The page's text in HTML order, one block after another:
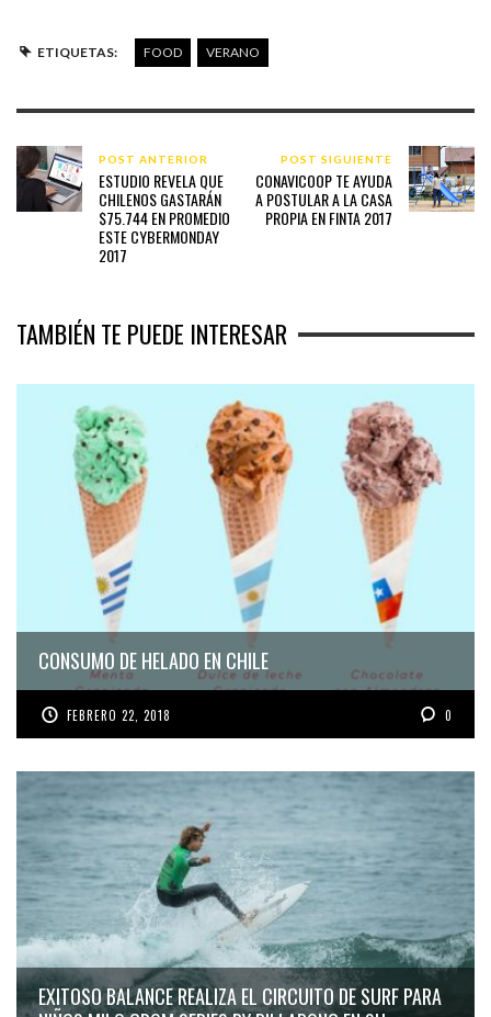
ETIQUETAS: FOOD VERANO
POST ANTERIOR
ESTUDIO REVELA QUE
CHILENOS GASTARÁN
$75.744 EN PROMEDIO
ESTE CYBERMONDAY
2017
POST SIGUIENTE
CONAVICOOP TE AYUDA
A POSTULAR A LA CASA
PROPIA EN FINTA 2017
TAMBIÉN TE PUEDE INTERESAR
CONSUMO DE HELADO EN CHILE
FEBRERO 22, 2018 0
EXITOSO BALANCE REALIZA EL CIRCUITO DE SURF PARA